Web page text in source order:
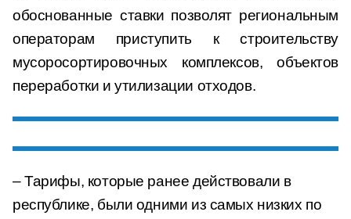
обоснованные ставки позволят региональным
операторам приступить к строительству
мусоросортировочных комплексов, объектов
переработки и утилизации отходов.
– Тарифы, которые ранее действовали в
республике, были одними из самых низких по